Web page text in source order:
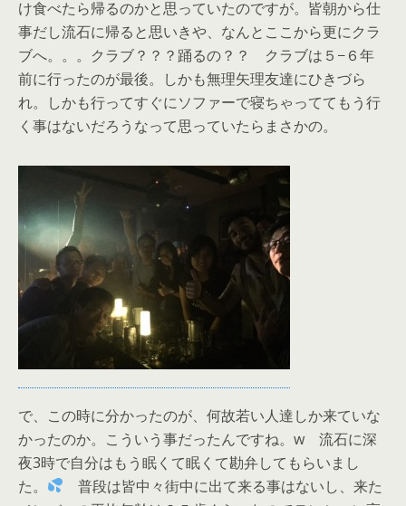
け食べたら帰るのかと思っていたのですが。皆朝から仕
事だし流石に帰ると思いきや、なんとここから更にクラ
ブへ。。。クラブ？？？踊るの？？ クラブは５−６年
前に行ったのが最後。しかも無理矢理友達にひきづら
れ。しかも行ってすぐにソファーで寝ちゃっててもう行
く事はないだろうなって思っていたらまさかの。
で、この時に分かったのが、何故若い人達しか来ていな
かったのか。こういう事だったんですね。w 流石に深
夜3時で自分はもう眠くて眠くて勘弁してもらいまし
た。
普段は皆中々街中に出て来る事はないし、来た